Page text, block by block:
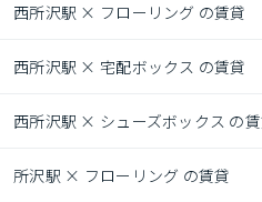
西所沢駅 × フローリング の賃貸
西所沢駅 × 宅配ボックス の賃貸
西所沢駅 × シューズボックス の
所沢駅 × フローリング の賃貸